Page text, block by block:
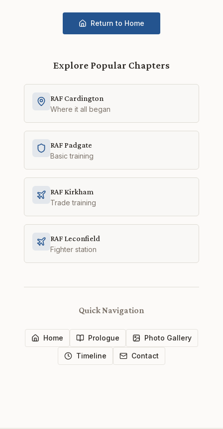
Return to Home
Explore Popular Chapters
RAF Cardington
Where it all began
RAF Padgate
Basic training
RAF Kirkham
Trade training
RAF Leconfield
Fighter station
Quick Navigation
Home Prologue Photo Gallery
Timeline Contact